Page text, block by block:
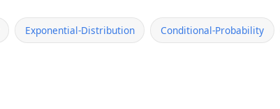
Exponential-Distribution Conditional-Probability